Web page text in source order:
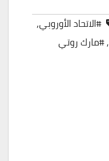
#الاتحاد الأوروبي,
,#مارك روتي